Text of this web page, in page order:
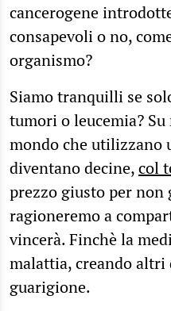
cancerogene
consapevoli o no,
organismo?
Siamo tranquilli se
tumori o leucemia?
mondo che utilizzano
diventano decine,col
prezzo giusto per non
ragioneremo a
vincerà. Finchè la
malattia, creando altri
guarigione.